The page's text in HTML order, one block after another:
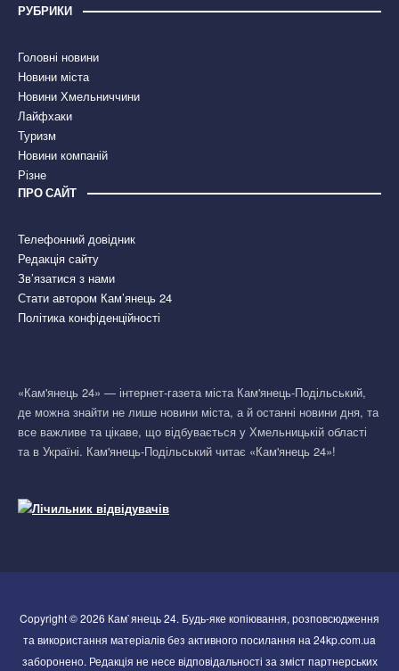
РУБРИКИ
Головні новини
Новини міста
Новини Хмельниччини
Лайфхаки
Туризм
Новини компаній
Різне
ПРО САЙТ
Телефонний довідник
Редакція сайту
Зв’язатися з нами
Стати автором Кам’янець 24
Політика конфіденційності
«Кам'янець 24» — інтернет-газета міста Кам'янець-Подільський,
де можна знайти не лише новини міста, а й останні новини дня, та
все важливе та цікаве, що відбувається у Хмельницькій області
та в Україні. Кам'янець-Подільський читає «Кам'янець 24»!
Copyright © 2026 Кам`янець 24. Будь-яке копіювання, розповсюдження
та використання матеріалів без активного посилання на 24kp.com.ua
заборонено. Редакція не несе відповідальності за зміст партнерських